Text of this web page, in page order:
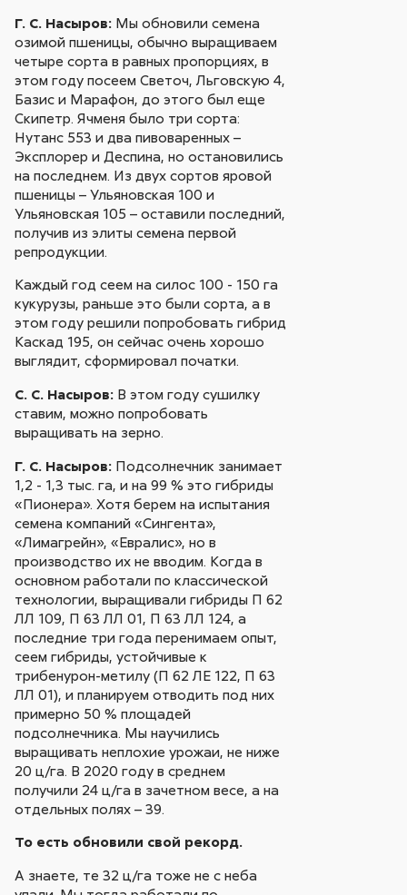
Г. С. Насыров: Мы обновили семена
озимой пшеницы, обычно выращиваем
четыре сорта в равных пропорциях, в
этом году посеем Светоч, Льговскую 4,
Базис и Марафон, до этого был еще
Скипетр. Ячменя было три сорта:
Нутанс 553 и два пивоваренных –
Эксплорер и Деспина, но остановились
на последнем. Из двух сортов яровой
пшеницы – Ульяновская 100 и
Ульяновская 105 – оставили последний,
получив из элиты семена первой
репродукции.
Каждый год сеем на силос 100 - 150 га
кукурузы, раньше это были сорта, а в
этом году решили попробовать гибрид
Каскад 195, он сейчас очень хорошо
выглядит, сформировал початки.
С. С. Насыров: В этом году сушилку
ставим, можно попробовать
выращивать на зерно.
Г. С. Насыров: Подсолнечник занимает
1,2 - 1,3 тыс. га, и на 99 % это гибриды
«Пионера». Хотя берем на испытания
семена компаний «Сингента»,
«Лимагрейн», «Евралис», но в
производство их не вводим. Когда в
основном работали по классической
технологии, выращивали гибриды П 62
ЛЛ 109, П 63 ЛЛ 01, П 63 ЛЛ 124, а
последние три года перенимаем опыт,
сеем гибриды, устойчивые к
трибенурон-метилу (П 62 ЛЕ 122, П 63
ЛЛ 01), и планируем отводить под них
примерно 50 % площадей
подсолнечника. Мы научились
выращивать неплохие урожаи, не ниже
20 ц/га. В 2020 году в среднем
получили 24 ц/га в зачетном весе, а на
отдельных полях – 39.
То есть обновили свой рекорд.
А знаете, те 32 ц/га тоже не с неба